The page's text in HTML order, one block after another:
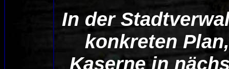
In der
konkreten
Kaserne in